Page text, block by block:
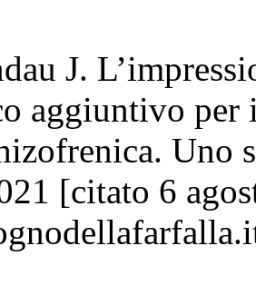
J.
aggiuntivo
Uno
[citato 6